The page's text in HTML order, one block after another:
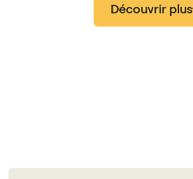
Découvrir plus